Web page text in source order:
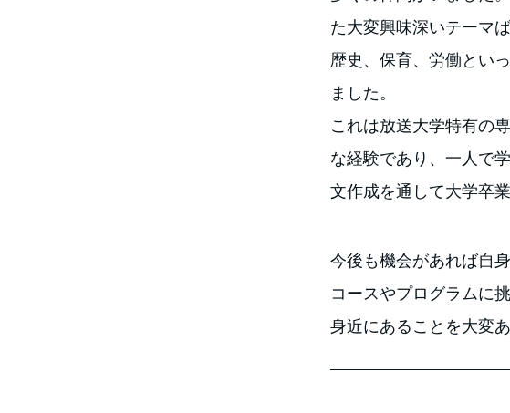
た大変興味深いテーマ
歴史、保育、労働とい
ました。
これは放送大学特有の
な経験であり、一人で
文作成を通して大学卒
今後も機会があれば自
コースやプログラムに
身近にあることを大変